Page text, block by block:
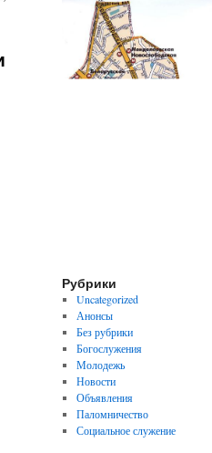
Рубрики
Uncategorized
Анонсы
Без рубрики
Богослужения
Молодежь
Новости
Объявления
Паломничество
Социальное служение